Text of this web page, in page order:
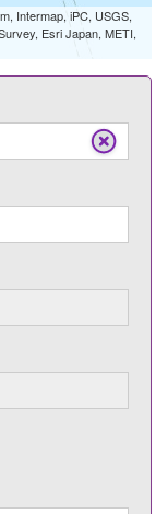
Intermap, iPC, USGS,
Esri Japan, METI,